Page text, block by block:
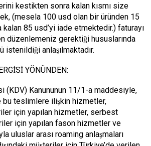
kestikten sonra kalan kısmı size
(mesela 100 usd olan bir üründen 15
85 usd’yi iade etmektedir.) faturayı
düzenlemeniz gerektiği hususlarında
istenildiği anlaşılmaktadır.
YÖNÜNDEN:
(KDV) Kanununun 11/1-a maddesiyle,
teslimlere ilişkin hizmetler,
için yapılan hizmetler, serbest
için yapılan fason hizmetler ve
uluslar arası roaming anlaşmaları